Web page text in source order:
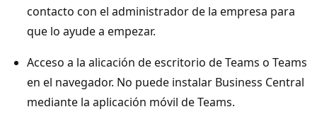
contacto con el administrador de la empresa para
que lo ayude a empezar.
Acceso a la alicación de escritorio de Teams o Teams
en el navegador. No puede instalar Business Central
mediante la aplicación móvil de Teams.